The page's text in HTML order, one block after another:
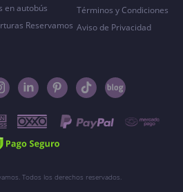
en autobús
Reservamos
Términos y Condiciones
Aviso de Privacidad
Todos los derechos reservados.